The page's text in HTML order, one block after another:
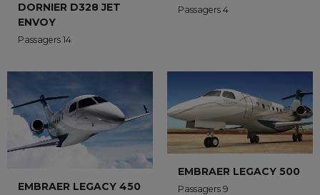
DORNIER D328 JET
ENVOY
Passagers 14
Passagers 4
EMBRAER LEGACY 450
EMBRAER LEGACY 500
Passagers 9